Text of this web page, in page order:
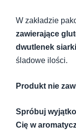
W zakładzie
zawierające
dwutlenek siarki
śladowe ilości.
Produkt nie
Spróbuj
Cię w